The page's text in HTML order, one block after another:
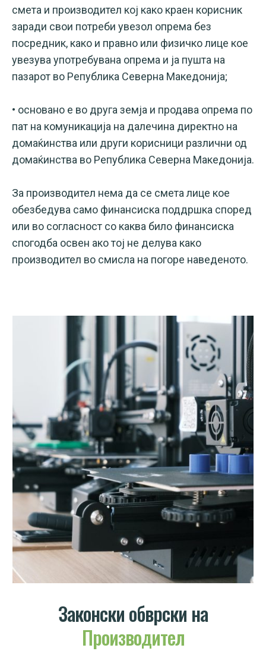
смета и производител кој како краен корисник
заради свои потреби увезол опрема без
посредник, како и правно или физичко лице кое
увезува употребувана опрема и ја пушта на
пазарот во Република Северна Македонија;
• основано е во друга земја и продава опрема по
пат на комуникација на далечина директно на
домаќинства или други корисници различни од
домаќинства во Република Северна Македонија.
За производител нема да се смета лице кое
обезбедува само финансиска поддршка според
или во согласност со каква било финансиска
спогодба освен ако тој не делува како
производител во смисла на погоре наведеното.
Законски обврски на
Производител